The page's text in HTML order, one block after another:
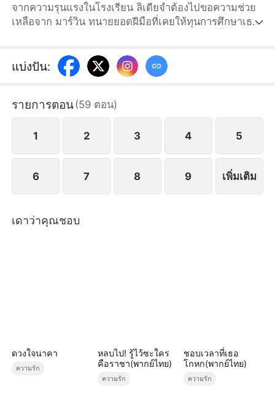
จากความรุนแรงในโรงเรียน ลิเดียจำต้องไปขอความช่วย
เหลือจาก มาร์วิน ทนายยอดฝีมือที่เคยให้ทุนการศึกษาเธอ
ปรารถนา การใช้ประโยชน์และการชดใช้ มาร์วินที่
ภายนอกดูเย็นชาและพูดจาเชือดเฉือน แต่ลับหลังกลับเป็น
อิทธิพลของตระกูลอัครนันท์ และช่วยให้เธอพ้นจากวิกฤติ
ครั้งแล้วครั้งเล่า
แบ่งปัน:
รายการตอน(59 ตอน)
1 2 3 4 5
6 7 8 9 เพิ่มเติม
เดาว่าคุณชอบ
ดวงใจนาคา
ความรัก
หลบไป! รู้ไว้ซะใคร
คือราชา(พากย์ไทย)
ความรัก
ชอบเวลาที่เธอ
โกหก(พากย์ไทย)
ความรัก